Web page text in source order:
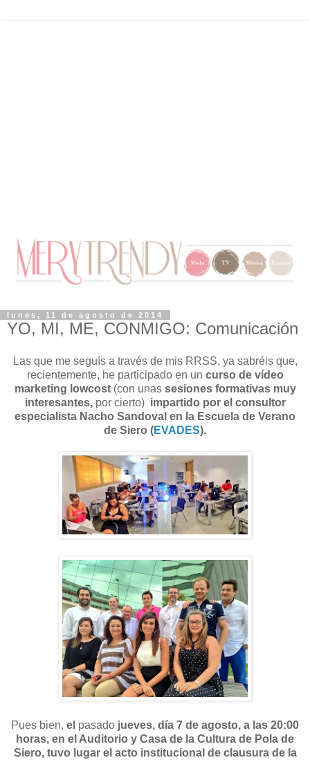
lunes, 11 de agosto de 2014
YO, MI, ME, CONMIGO: Comunicación
Las que me seguís a través de mis RRSS, ya sabréis que,
recientemente, he participado en un curso de vídeo
marketing lowcost(con unas sesiones formativas muy
interesantes, por cierto) impartido por el consultor
especialista Nacho Sandoval en la Escuela de Verano
de Siero (EVADES).
Pues bien, el pasado jueves, día 7 de agosto, a las 20:00
horas, en el Auditorio y Casa de la Cultura de Pola de
Siero, tuvo lugar el acto institucional de clausura de la